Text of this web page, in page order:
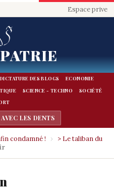
Espace prive
DICTATURE DES BLOGS
ECONOMIE
SCIENCE - TECHNO
SOCIÉTÉ
condamné ! ›
> Le taliban du